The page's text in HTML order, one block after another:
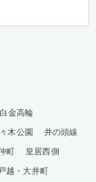
金高輪
木公園
井の頭線
町
皇居西側
戸越・大井町